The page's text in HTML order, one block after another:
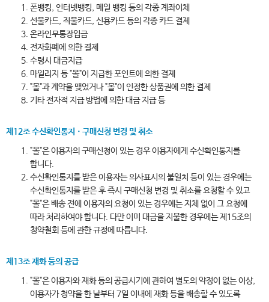
폰뱅킹, 인터넷뱅킹, 메일 뱅킹 등의 각종 계좌이체
선불카드, 직불카드, 신용카드 등의 각종 카드 결제
온라인무통장입금
전자화폐에 의한 결제
수령시 대금지급
마일리지 등 "몰"이 지급한 포인트에 의한 결제
"몰"과 계약을 맺었거나 "몰"이 인정한 상품권에 의한 결제
기타 전자적 지급 방법에 의한 대금 지급 등
제12조 수신확인통지ㆍ구매신청 변경 및 취소
"몰"은 이용자의 구매신청이 있는 경우 이용자에게 수신확인통지를
합니다.
수신확인통지를 받은 이용자는 의사표시의 불일치 등이 있는 경우에는
수신확인통지를 받은 후 즉시 구매신청 변경 및 취소를 요청할 수 있고
"몰"은 배송 전에 이용자의 요청이 있는 경우에는 지체 없이 그 요청에
따라 처리하여야 합니다. 다만 이미 대금을 지불한 경우에는 제15조의
청약철회 등에 관한 규정에 따릅니다.
제13조 재화 등의 공급
"몰"은 이용자와 재화 등의 공급시기에 관하여 별도의 약정이 없는 이상,
이용자가 청약을 한 날부터 7일 이내에 재화 등을 배송할 수 있도록